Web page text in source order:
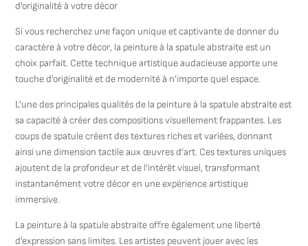
d’originalité à votre décor
Si vous recherchez une façon unique et captivante de donner du
caractère à votre décor, la peinture à la spatule abstraite est un
choix parfait. Cette technique artistique audacieuse apporte une
touche d’originalité et de modernité à n’importe quel espace.
L’une des principales qualités de la peinture à la spatule abstraite est
sa capacité à créer des compositions visuellement frappantes. Les
coups de spatule créent des textures riches et variées, donnant
ainsi une dimension tactile aux œuvres d’art. Ces textures uniques
ajoutent de la profondeur et de l’intérêt visuel, transformant
instantanément votre décor en une expérience artistique
immersive.
La peinture à la spatule abstraite offre également une liberté
d’expression sans limites. Les artistes peuvent jouer avec les